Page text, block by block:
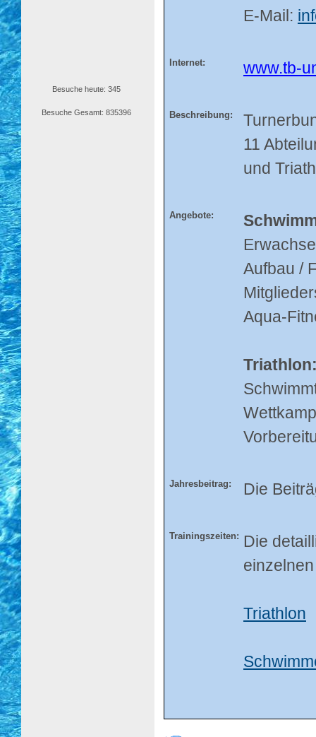
Besuche heute: 345
Besuche Gesamt: 835396
E-Mail:
Internet: www.tb-
Beschreibung:
11
und
Angebote:
Aufbau /
Aqua-
Jahresbeitrag: Die
Trainingszeiten: Die
Triathlon